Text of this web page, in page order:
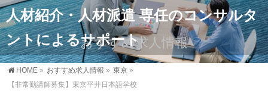
人材紹介・人材派遣 専任のコンサルタ
ントによるサポート
おすすめ求人情報
HOME » おすすめ求人情報 » 東京 »
【非常勤講師募集】東京平井日本語学校